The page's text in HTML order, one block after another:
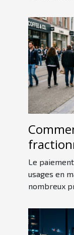
Le
usages en
nombreux